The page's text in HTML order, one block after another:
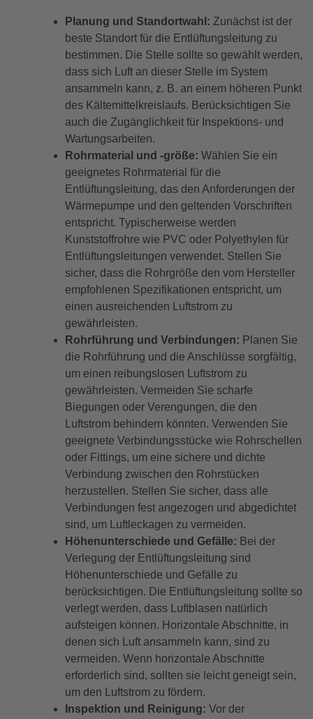
Planung und Standortwahl: Zunächst ist der
beste Standort für die Entlüftungsleitung zu
bestimmen. Die Stelle sollte so gewählt werden,
dass sich Luft an dieser Stelle im System
ansammeln kann, z. B. an einem höheren Punkt
des Kältemittelkreislaufs. Berücksichtigen Sie
auch die Zugänglichkeit für Inspektions- und
Wartungsarbeiten.
Rohrmaterial und -größe: Wählen Sie ein
geeignetes Rohrmaterial für die
Entlüftungsleitung, das den Anforderungen der
Wärmepumpe und den geltenden Vorschriften
entspricht. Typischerweise werden
Kunststoffrohre wie PVC oder Polyethylen für
Entlüftungsleitungen verwendet. Stellen Sie
sicher, dass die Rohrgröße den vom Hersteller
empfohlenen Spezifikationen entspricht, um
einen ausreichenden Luftstrom zu
gewährleisten.
Rohrführung und Verbindungen: Planen Sie
die Rohrführung und die Anschlüsse sorgfältig,
um einen reibungslosen Luftstrom zu
gewährleisten. Vermeiden Sie scharfe
Biegungen oder Verengungen, die den
Luftstrom behindern könnten. Verwenden Sie
geeignete Verbindungsstücke wie Rohrschellen
oder Fittings, um eine sichere und dichte
Verbindung zwischen den Rohrstücken
herzustellen. Stellen Sie sicher, dass alle
Verbindungen fest angezogen und abgedichtet
sind, um Luftleckagen zu vermeiden.
Höhenunterschiede und Gefälle: Bei der
Verlegung der Entlüftungsleitung sind
Höhenunterschiede und Gefälle zu
berücksichtigen. Die Entlüftungsleitung sollte so
verlegt werden, dass Luftblasen natürlich
aufsteigen können. Horizontale Abschnitte, in
denen sich Luft ansammeln kann, sind zu
vermeiden. Wenn horizontale Abschnitte
erforderlich sind, sollten sie leicht geneigt sein,
um den Luftstrom zu fördern.
Inspektion und Reinigung: Vor der